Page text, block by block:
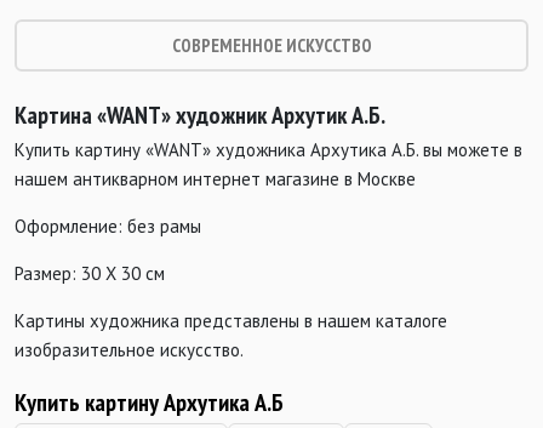
СОВРЕМЕННОЕ ИСКУССТВО
Картина «WANT» художник Архутик А.Б.
Купить картину «WANT» художника Архутика А.Б. вы можете в
нашем антикварном интернет магазине в Москве
Оформление: без рамы
Размер: 30 Х 30 см
Картины художника представлены в нашем каталоге
изобразительное искусство.
Купить картину Архутика А.Б